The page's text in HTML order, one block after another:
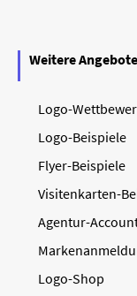
Weitere Angebote
Logo-
Logo-Beispiele
Flyer-Beispiele
Visitenkarten-
Agentur-
Logo-Shop